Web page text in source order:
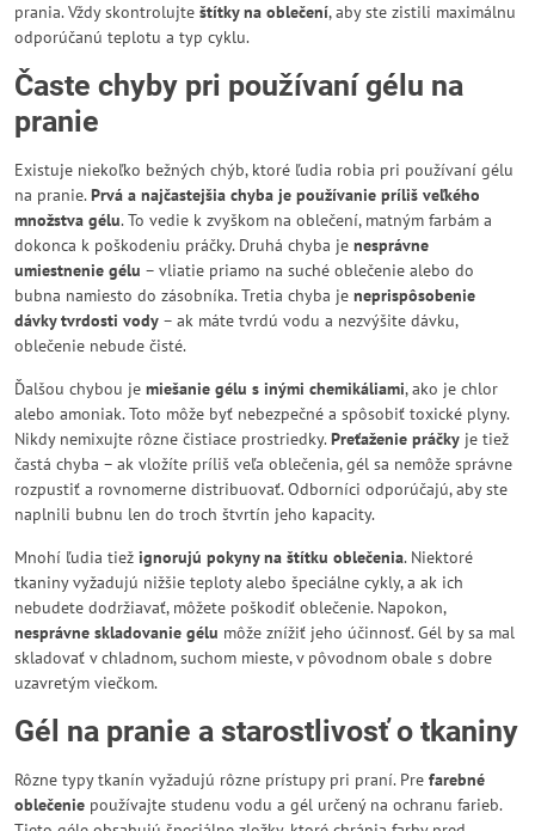
prania. Vždy skontrolujte štítky na oblečení, aby ste zistili maximálnu
odporúčanú teplotu a typ cyklu.
Časte chyby pri používaní gélu na
pranie
Existuje niekoľko bežných chýb, ktoré ľudia robia pri používaní gélu
na pranie.Prvá a najčastejšia chyba je používanie príliš veľkého
množstva gélu. To vedie k zvyškom na oblečení, matným farbám a
dokonca k poškodeniu práčky. Druhá chyba je nesprávne
umiestnenie gélu – vliatie priamo na suché oblečenie alebo do
bubna namiesto do zásobníka. Tretia chyba je neprispôsobenie
dávky tvrdosti vody – ak máte tvrdú vodu a nezvýšite dávku,
oblečenie nebude čisté.
Ďalšou chybou je miešanie gélu s inými chemikáliami, ako je chlor
alebo amoniak. Toto môže byť nebezpečné a spôsobiť toxické plyny.
Nikdy nemixujte rôzne čistiace prostriedky.Preťaženie práčky je tiež
častá chyba – ak vložíte príliš veľa oblečenia, gél sa nemôže správne
rozpustiť a rovnomerne distribuovať. Odborníci odporúčajú, aby ste
naplnili bubnu len do troch štvrtín jeho kapacity.
Mnohí ľudia tiež ignorujú pokyny na štítku oblečenia. Niektoré
tkaniny vyžadujú nižšie teploty alebo špeciálne cykly, a ak ich
nebudete dodržiavať, môžete poškodiť oblečenie. Napokon,
nesprávne skladovanie gélu môže znížiť jeho účinnosť. Gél by sa mal
skladovať v chladnom, suchom mieste, v pôvodnom obale s dobre
uzavretým viečkom.
Gél na pranie a starostlivosť o tkaniny
Rôzne typy tkanín vyžadujú rôzne prístupy pri praní. Pre farebné
oblečenie používajte studenu vodu a gél určený na ochranu farieb.